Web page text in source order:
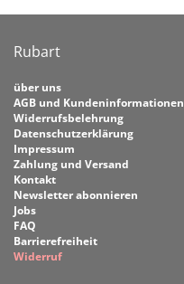
Rubart
über uns
AGB und Kundeninformationen
Widerrufsbelehrung
Datenschutzerklärung
Impressum
Zahlung und Versand
Kontakt
Newsletter abonnieren
Jobs
FAQ
Barrierefreiheit
Widerruf